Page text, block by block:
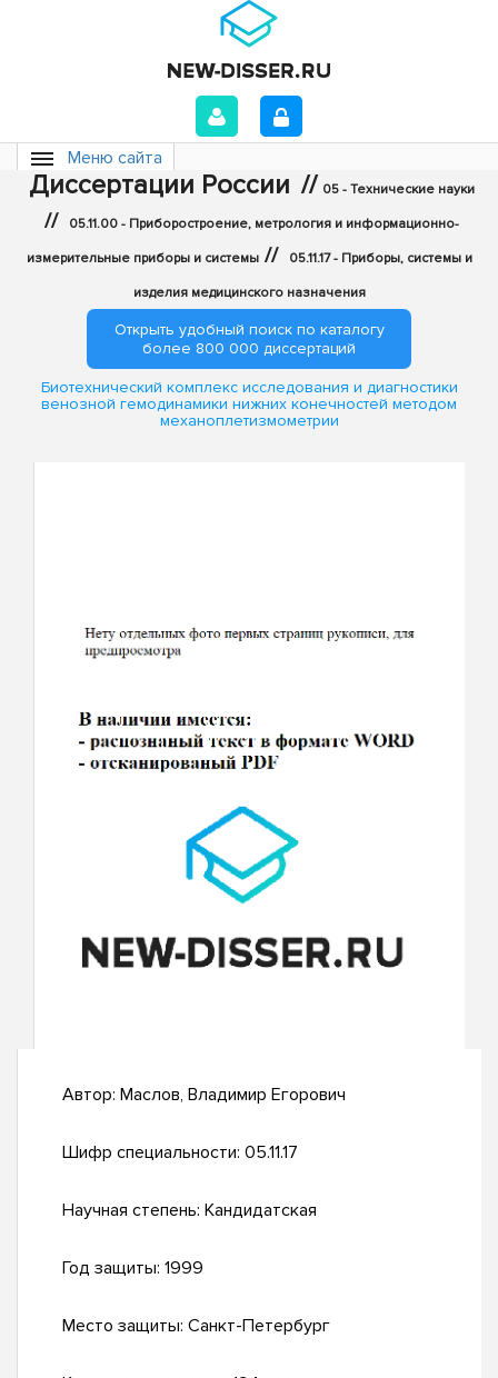
Меню сайта
Диссертации России // 05 - Технические науки
// 05.11.00 - Приборостроение, метрология и информационно-
измерительные приборы и системы // 05.11.17 - Приборы, системы и
изделия медицинского назначения
Открыть удобный поиск по каталогу
более 800 000 диссертаций
Биотехнический комплекс исследования и диагностики
венозной гемодинамики нижних конечностей методом
механоплетизмометрии
Автор: Маслов, Владимир Егорович
Шифр специальности: 05.11.17
Научная степень: Кандидатская
Год защиты: 1999
Место защиты: Санкт-Петербург